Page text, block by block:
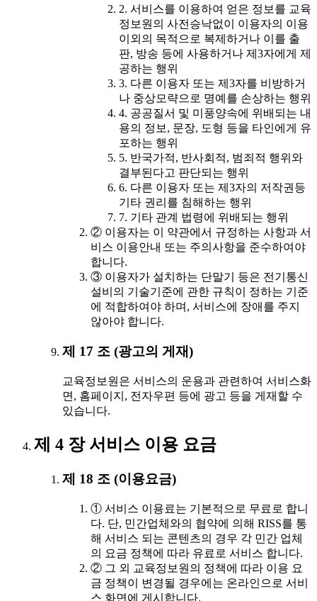
2. 서비스를 이용하여 얻은 정보를 교육
정보원의 사전승낙없이 이용자의 이용
이외의 목적으로 복제하거나 이를 출
판, 방송 등에 사용하거나 제3자에게 제
공하는 행위
3. 다른 이용자 또는 제3자를 비방하거
나 중상모략으로 명예를 손상하는 행위
4. 공공질서 및 미풍양속에 위배되는 내
용의 정보, 문장, 도형 등을 타인에게 유
포하는 행위
5. 반국가적, 반사회적, 범죄적 행위와
결부된다고 판단되는 행위
6. 다른 이용자 또는 제3자의 저작권등
기타 권리를 침해하는 행위
7. 기타 관계 법령에 위배되는 행위
② 이용자는 이 약관에서 규정하는 사항과 서
비스 이용안내 또는 주의사항을 준수하여야
합니다.
③ 이용자가 설치하는 단말기 등은 전기통신
설비의 기술기준에 관한 규칙이 정하는 기준
에 적합하여야 하며, 서비스에 장애를 주지
않아야 합니다.
제 17 조 (광고의 게재)
교육정보원은 서비스의 운용과 관련하여 서비스화
면, 홈페이지, 전자우편 등에 광고 등을 게재할 수
있습니다.
제 4 장 서비스 이용 요금
제 18 조 (이용요금)
① 서비스 이용료는 기본적으로 무료로 합니
다. 단, 민간업체와의 협약에 의해 RISS를 통
해 서비스 되는 콘텐츠의 경우 각 민간 업체
의 요금 정책에 따라 유료로 서비스 합니다.
② 그 외 교육정보원의 정책에 따라 이용 요
금 정책이 변경될 경우에는 온라인으로 서비
스 화면에 게시합니다.